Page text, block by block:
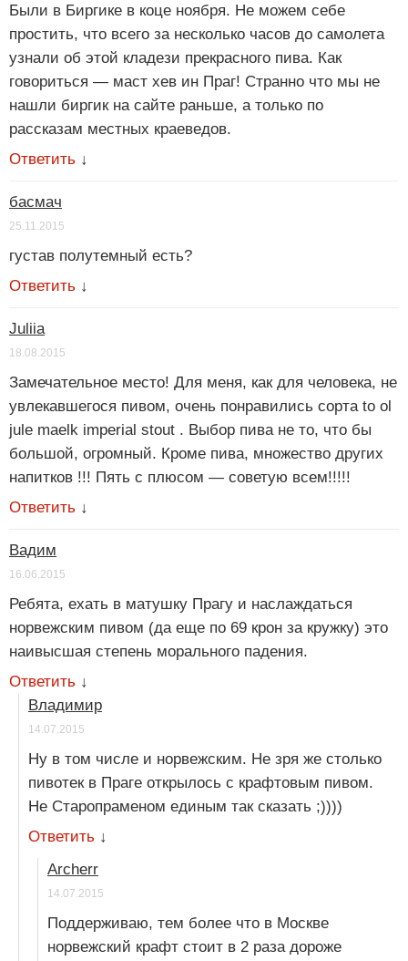
Были в Биргике в коце ноября. Не можем себе
простить, что всего за несколько часов до самолета
узнали об этой кладези прекрасного пива. Как
говориться — маст хев ин Праг! Странно что мы не
нашли биргик на сайте раньше, а только по
рассказам местных краеведов.
Ответить ↓
басмач
25.11.2015
густав полутемный есть?
Ответить ↓
Juliia
18.08.2015
Замечательное место! Для меня, как для человека, не
увлекавшегося пивом, очень понравились сорта to ol
jule maelk imperial stout . Выбор пива не то, что бы
большой, огромный. Кроме пива, множество других
напитков !!! Пять с плюсом — советую всем!!!!!
Ответить ↓
Вадим
16.06.2015
Ребята, ехать в матушку Прагу и наслаждаться
норвежским пивом (да еще по 69 крон за кружку) это
наивысшая степень морального падения.
Ответить ↓
Владимир
14.07.2015
Ну в том числе и норвежским. Не зря же столько
пивотек в Праге открылось c крафтовым пивом.
Не Старопраменом единым так сказать ;))))
Ответить ↓
Archerr
14.07.2015
Поддерживаю, тем более что в Москве
норвежский крафт стоит в 2 раза дороже